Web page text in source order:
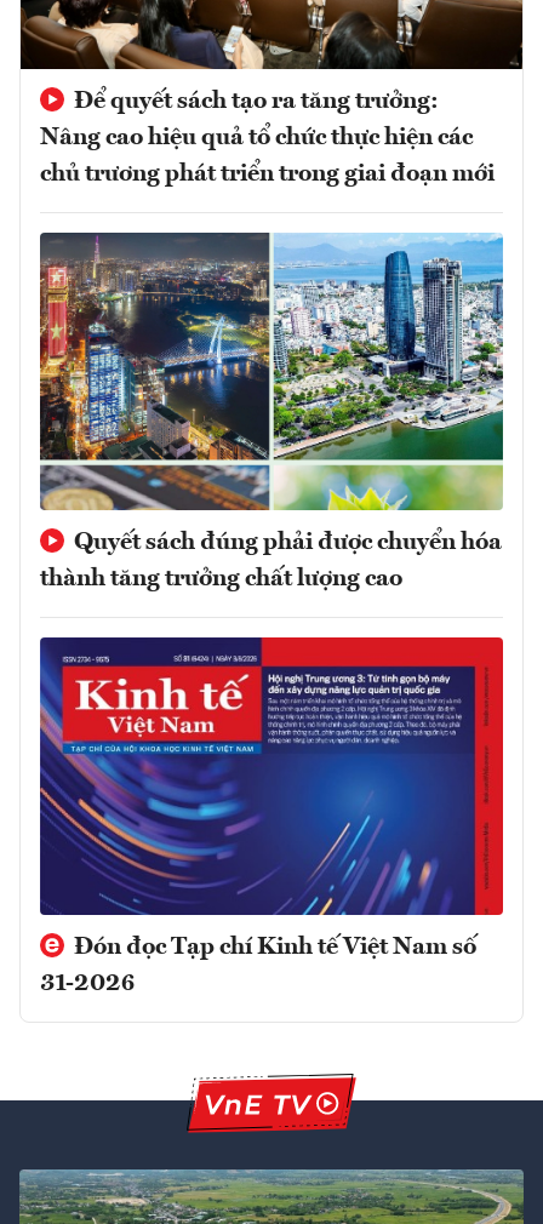
Để quyết sách tạo ra tăng trưởng:
Nâng cao hiệu quả tổ chức thực hiện các
chủ trương phát triển trong giai đoạn mới
Quyết sách đúng phải được chuyển hóa
thành tăng trưởng chất lượng cao
Đón đọc Tạp chí Kinh tế Việt Nam số
31-2026